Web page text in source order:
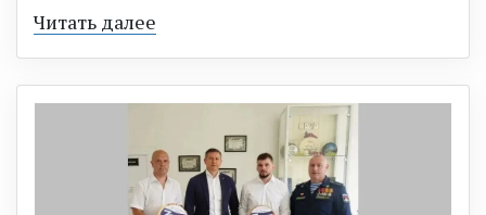
Читать далее